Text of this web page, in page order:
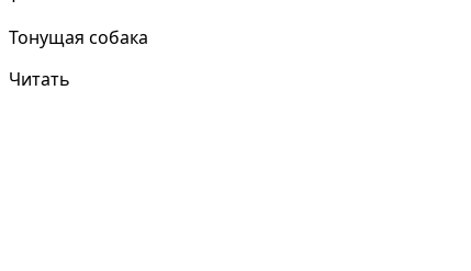
Тонущая собака
Читать